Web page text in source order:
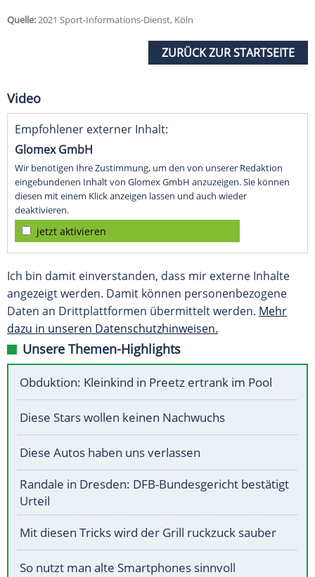
Quelle:2021 Sport-Informations-Dienst, Köln
ZURÜCK ZUR STARTSEITE
Video
Empfohlener externer Inhalt:
Glomex GmbH
Wir benötigen Ihre Zustimmung, um den von unserer Redaktion
eingebundenen Inhalt von Glomex GmbH anzuzeigen. Sie können
diesen mit einem Klick anzeigen lassen und auch wieder
deaktivieren.
jetzt aktivieren
Ich bin damit einverstanden, dass mir externe Inhalte
angezeigt werden. Damit können personenbezogene
Daten an Drittplattformen übermittelt werden. Mehr
dazu in unseren Datenschutzhinweisen.
Unsere Themen-Highlights
Obduktion: Kleinkind in Preetz ertrank im Pool
Diese Stars wollen keinen Nachwuchs
Diese Autos haben uns verlassen
Randale in Dresden: DFB-Bundesgericht bestätigt
Urteil
Mit diesen Tricks wird der Grill ruckzuck sauber
So nutzt man alte Smartphones sinnvoll